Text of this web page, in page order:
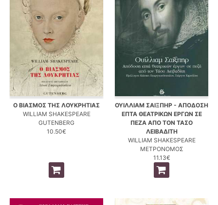
Ο ΒΙΑΣΜΟΣ ΤΗΣ ΛΟΥΚΡΗΤΙΑΣ
WILLIAM SHAKESPEARE
GUTENBERG
10.50€
ΟΥΙΛΛΙΑΜ ΣΑΙΞΠΗΡ - ΑΠΟΔΟΣΗ
ΕΠΤΑ ΘΕΑΤΡΙΚΩΝ ΕΡΓΩΝ ΣΕ
ΠΕΖΑ ΑΠΟ ΤΟΝ ΤΑΣΟ
ΛΕΙΒΑΔΙΤΗ
WILLIAM SHAKESPEARE
ΜΕΤΡΟΝΟΜΟΣ
11.13€